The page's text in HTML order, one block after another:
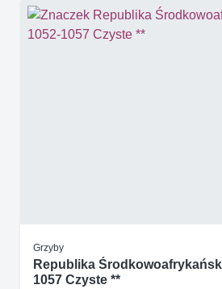
Grzyby
Republika
1057 Czyste **